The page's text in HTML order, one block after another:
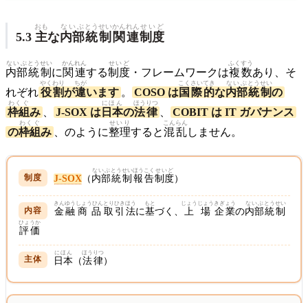
5.3 主
おも
な内部
ないぶ
統制
とうせい
関連
かんれん
制度
せいど
内部
ないぶ
統制
とうせい
に関連
かんれん
する制度
せいど
・フレームワークは複数
ふくすう
あり、そ
れぞれ役割
やくわり
が違
ちが
います 。 COSO は 国際
こくさい
的
てき
な内部
ないぶ
統制
とうせい
の
枠組
わくぐ
み J-SOX は 日本
にほん
の法律
ほうりつ
COBIT は IT ガバナンス
の枠組
わくぐ
み 、のように整理
せいり
すると混乱
こんらん
しません。
J-SOX （ 内部
ないぶ
統制
とうせい
報告
ほうこく
制度
せいど
）
金融
きんゆう
商品
しょうひん
取引
とりひき
法
ほう
に基
もと
づく、 上場
じょうじょう
企業
きぎょう
の内部
ないぶ
統制
とうせい
評価
ひょうか
日本
にほん
（法律
ほうりつ
）